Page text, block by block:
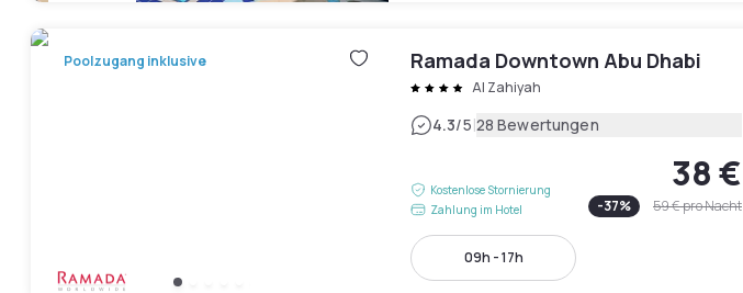
Poolzugang inklusive Ramada Downtown Abu Dhabi
Al Zahiyah
4.3/5|28 Bewertungen
Kostenlose Stornierung
Zahlung im Hotel
38 €
-37% 59 €pro Nacht
09h - 17h